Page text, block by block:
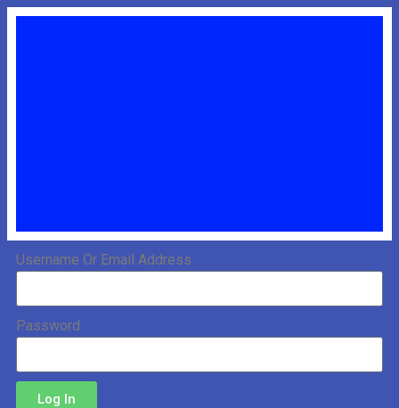
Username Or Email Address
Password
Log In